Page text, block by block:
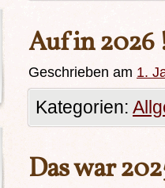
Auf in
Geschrieben am 1.
Kategorien:
Das war